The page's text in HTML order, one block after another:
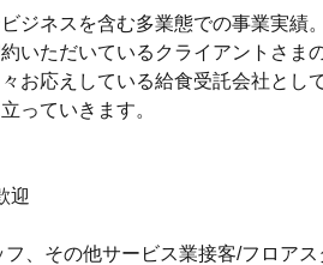
ジネスを含む多業態での事業実績
いただいているクライアントさま
お応えしている給食受託会社とし
っていきます。
迎
、その他サービス業接客/フロアス